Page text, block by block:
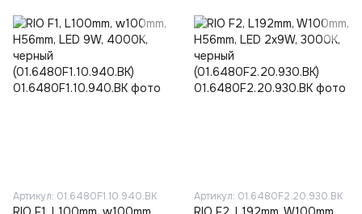
Артикул: 01.6480F1.10.940.BK Артикул: 01.6480F2.20.930.BK